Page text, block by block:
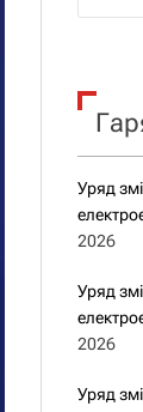
к
Уряд
2026
Уряд
2026
Уряд